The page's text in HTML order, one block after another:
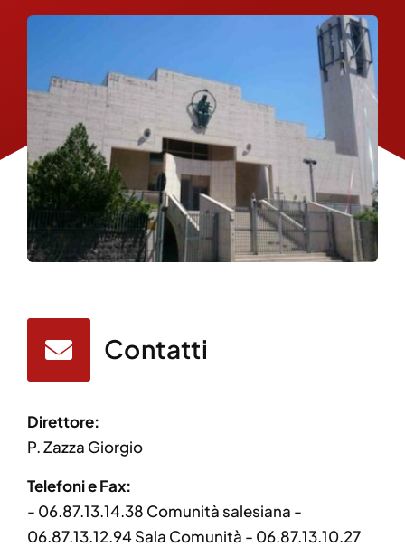
Contatti
Direttore:
P. Zazza Giorgio
Telefoni e Fax:
- 06.87.13.14.38 Comunità salesiana -
06.87.13.12.94 Sala Comunità - 06.87.13.10.27